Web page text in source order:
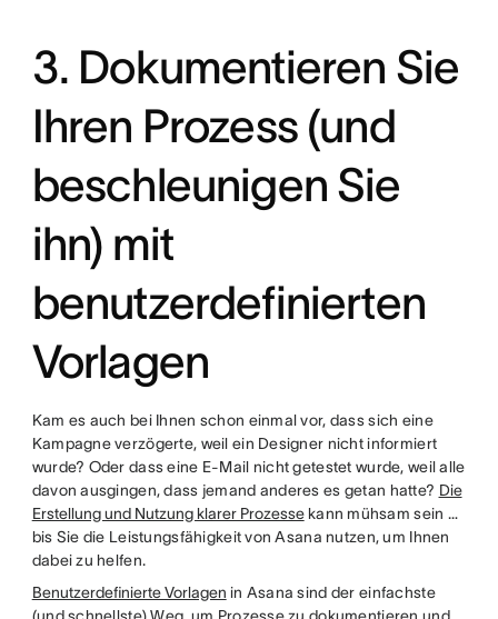
3. Dokumentieren Sie
Ihren Prozess (und
beschleunigen Sie
ihn) mit
benutzerdefinierten
Vorlagen
Kam es auch bei Ihnen schon einmal vor, dass sich eine
Kampagne verzögerte, weil ein Designer nicht informiert
wurde? Oder dass eine E-Mail nicht getestet wurde, weil alle
davon ausgingen, dass jemand anderes es getan hatte? Die
Erstellung und Nutzung klarer Prozessekann mühsam sein …
bis Sie die Leistungsfähigkeit von Asana nutzen, um Ihnen
dabei zu helfen.
Benutzerdefinierte Vorlagen in Asana sind der einfachste